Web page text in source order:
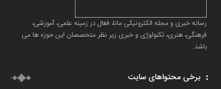
رسانه خبری و مجله الکترونیکی مانا، فعال در زمینه علمی، آموزشی،
فرهنگی، هنری، تکنولوژی و خبری زیر نظر متخصصان این حوزه ها می
باشد.
برخی محتواهای سایت